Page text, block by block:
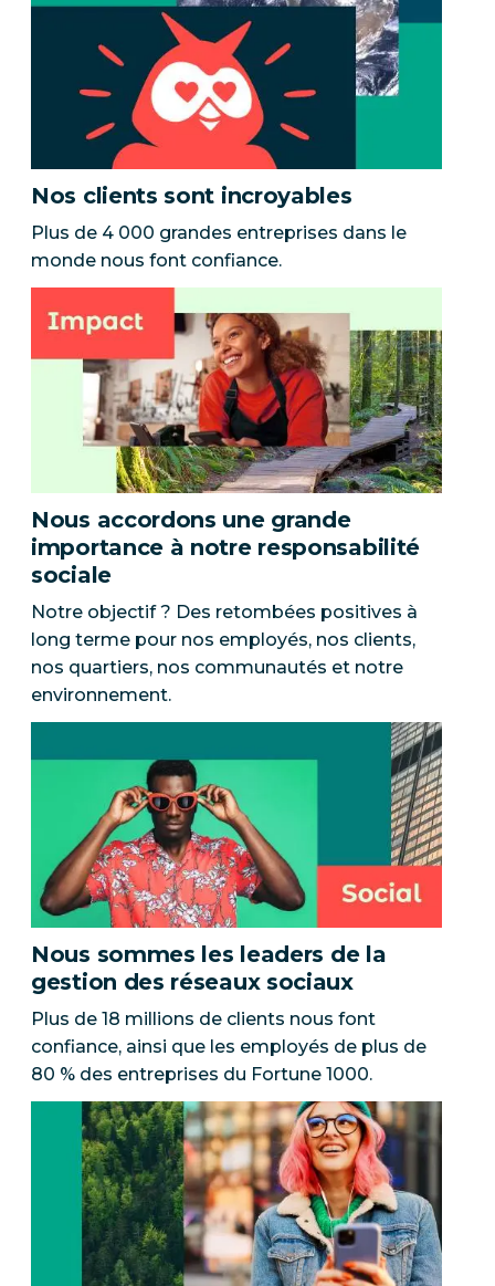
Nos clients sont incroyables
Plus de 4 000 grandes entreprises dans le
monde nous font confiance.
Nous accordons une grande
importance à notre responsabilité
sociale
Notre objectif ? Des retombées positives à
long terme pour nos employés, nos clients,
nos quartiers, nos communautés et notre
environnement.
Nous sommes les leaders de la
gestion des réseaux sociaux
Plus de 18 millions de clients nous font
confiance, ainsi que les employés de plus de
80 % des entreprises du Fortune 1000.